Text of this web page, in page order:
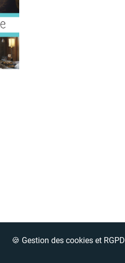
🍪 Gestion des cookies et RGPD